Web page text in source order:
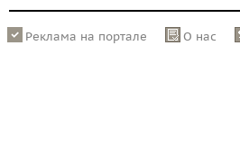
Реклама на портале О нас